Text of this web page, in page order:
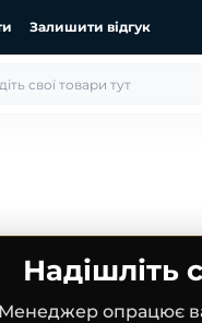
Залишити відгук
Надішліть
Менеджер опрацює